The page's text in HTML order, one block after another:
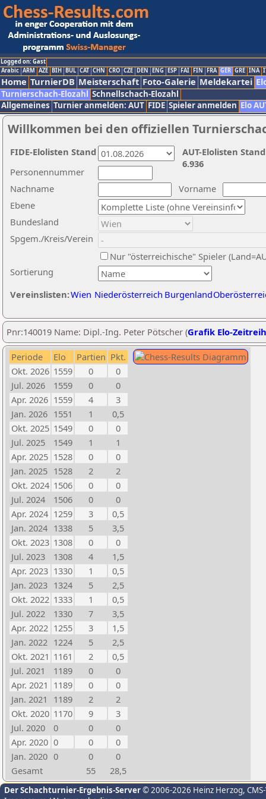
Logged on: Gast
Arabic ARM AZE BIH BUL CAT CHN CRO CZE DEN ENG ESP FAI FIN FRA GER GRE INA
Home TurnierDB Meisterschaft Foto-Galerie Meldekartei
Turnierschach-Elozahl Schnellschach-Elozahl
Allgemeines Turnier anmelden: AUT FIDE Spieler anmelden Elo
Willkommen bei den offiziellen
Nachname
Vorname
Ebene
Sortierung
Personennummer
Bundesland
Spgem./Kreis/Verein
Nur "österreichische" Spieler
Vereinslisten:Wien Niederösterreich Burgenland
AUT-Elolisten
6.936
FIDE-Elolisten Stand
Pnr:140019 Name: Dipl.-Ing. Peter Pötscher (Grafik Elo-
Periode Elo Partien Pkt.
Okt. 2026 1559 0
0
Jul. 2026
1559 0
0
Apr. 2026 1559 4
3
Jan. 2026 1551 1
0,5
Okt. 2025 1549 0
0
Jul. 2025
1549 1
1
Apr. 2025 1528 0
0
Jan. 2025 1528 2
2
Okt. 2024 1506 0
0
Jul. 2024
1506 0
0
Apr. 2024 1259 3
0,5
Jan. 2024 1338 5
3,5
Okt. 2023 1308 0
0
Jul. 2023
1308 4
1,5
Apr. 2023 1330 1
0,5
Jan. 2023 1324 5
2,5
Okt. 2022 1333 1
0,5
Jul. 2022
1330 7
3,5
Apr. 2022 1255 3
1,5
Jan. 2022 1224 5
2,5
Okt. 2021 1161 2
0,5
Jul. 2021
1189 0
0
Apr. 2021 1189 0
0
Jan. 2021
1189 2
2
Okt. 2020 1170 9
3
Jul. 2020
0 0
0
Apr. 2020 0 0
0
Jan. 2020 0 0
0
Gesamt
55 28,5
Der Schachturnier-Ergebnis-Server© 2006-2026 Heinz Herzog,